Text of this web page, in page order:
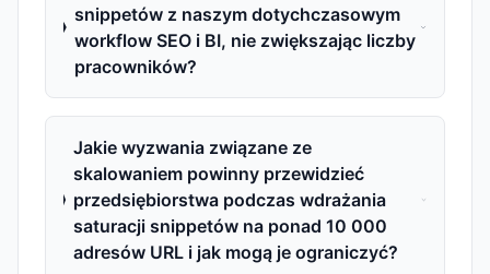
snippetów z naszym dotychczasowym
workflow SEO i BI, nie zwiększając liczby
pracowników?
Jakie wyzwania związane ze
skalowaniem powinny przewidzieć
przedsiębiorstwa podczas wdrażania
saturacji snippetów na ponad 10 000
adresów URL i jak mogą je ograniczyć?